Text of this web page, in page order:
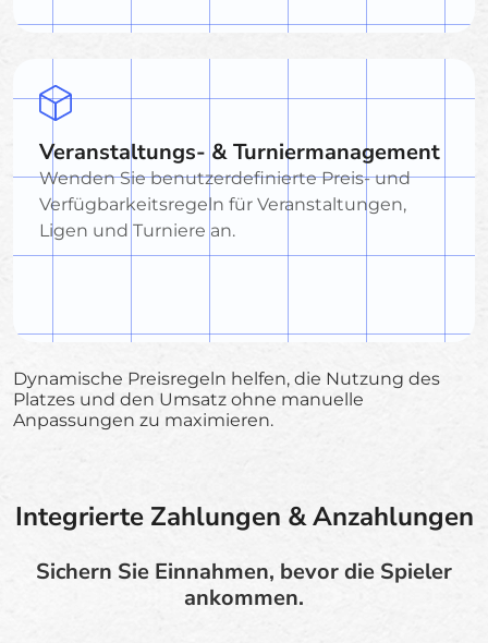
Veranstaltungs- & Turniermanagement
Wenden Sie benutzerdefinierte Preis- und
Verfügbarkeitsregeln für Veranstaltungen,
Ligen und Turniere an.
Dynamische Preisregeln helfen, die Nutzung des
Platzes und den Umsatz ohne manuelle
Anpassungen zu maximieren.
Integrierte Zahlungen & Anzahlungen
Sichern Sie Einnahmen, bevor die Spieler
ankommen.